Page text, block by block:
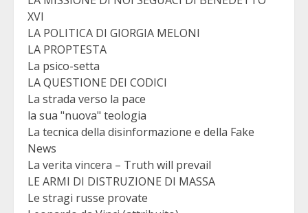
XVI
LA POLITICA DI GIORGIA MELONI
LA PROPTESTA
La psico-setta
LA QUESTIONE DEI CODICI
La strada verso la pace
la sua "nuova" teologia
La tecnica della disinformazione e della Fake
News
La verita vincera – Truth will prevail
LE ARMI DI DISTRUZIONE DI MASSA
Le stragi russe provate